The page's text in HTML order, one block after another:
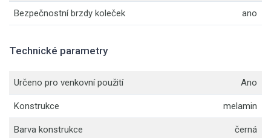
Bezpečnostní brzdy koleček ano
Technické parametry
Určeno pro venkovní použití Ano
Konstrukce melamin
Barva konstrukce černá